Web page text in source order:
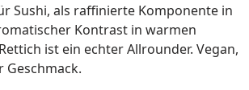
Sushi, als raffinierte Komponente in
Kontrast in warmen
ist ein echter Allrounder. Vegan,